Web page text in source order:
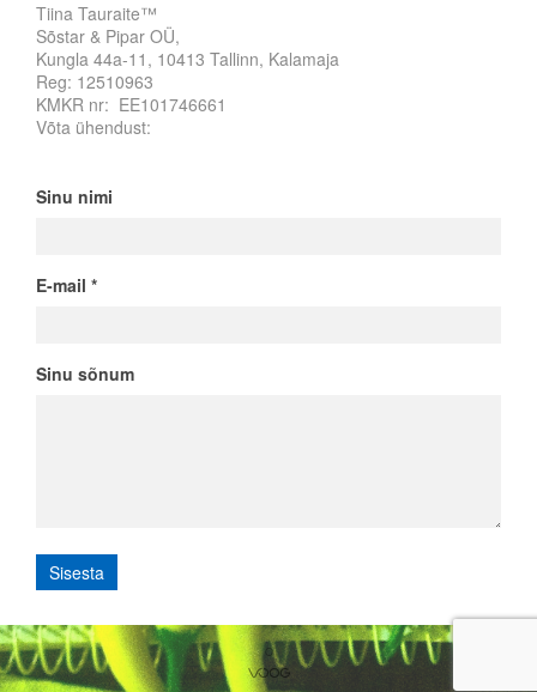
Tiina Tauraite™
Sõstar & Pipar OÜ,
Kungla 44a-11, 10413 Tallinn, Kalamaja
Reg: 12510963
KMKR nr: EE101746661
Võta ühendust:
Sinu nimi
E-mail
Sinu sõnum
O